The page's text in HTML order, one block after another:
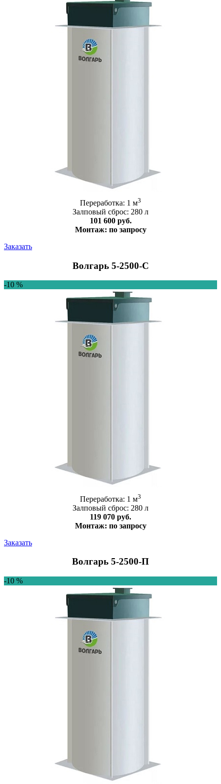
Переработка: 1 м3
Залповый сброс: 280 л
101 600 руб.
Монтаж: по запросу
Заказать
Волгарь 5-2500-C
-10 %
Переработка: 1 м3
Залповый сброс: 280 л
119 070 руб.
Монтаж: по запросу
Заказать
Волгарь 5-2500-П
-10 %